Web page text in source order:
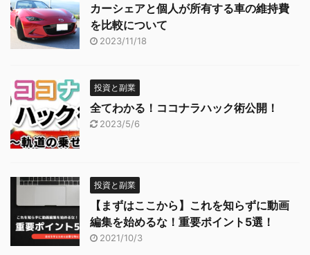
カーシェアと個人が所有する車の維持費
を比較について
2023/11/18
投資と副業
全てわかる！ココナラハック術公開！
2023/5/6
投資と副業
【まずはここから】これを知らずに動画
編集を始めるな！重要ポイント5選！
2021/10/3